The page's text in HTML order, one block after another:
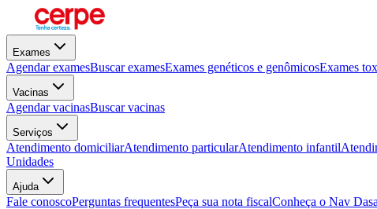
Exames
Agendar examesBuscar examesExames genéticos e genômicosExames
Vacinas
Agendar vacinasBuscar vacinas
Serviços
Atendimento domiciliarAtendimento particularAtendimento infantil
Unidades
Ajuda
Fale conoscoPerguntas frequentesPeça sua nota fiscalConheça o Nav Dasa